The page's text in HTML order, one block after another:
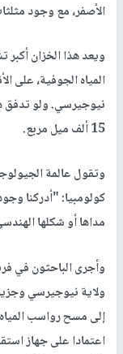
الأصفر، مع وجود
ويعد هذا الخزان
المياه الجوفية،
نيوجيرسي. ولو تدفق
15 ألف ميل مربع.
وتقول عالمة
كولومبيا: "أدركنا
مداها أو شكلها
وأجرى الباحثون في
ولاية نيوجيرسي
إلى مسح رواسب
اعتمادا على جهاز